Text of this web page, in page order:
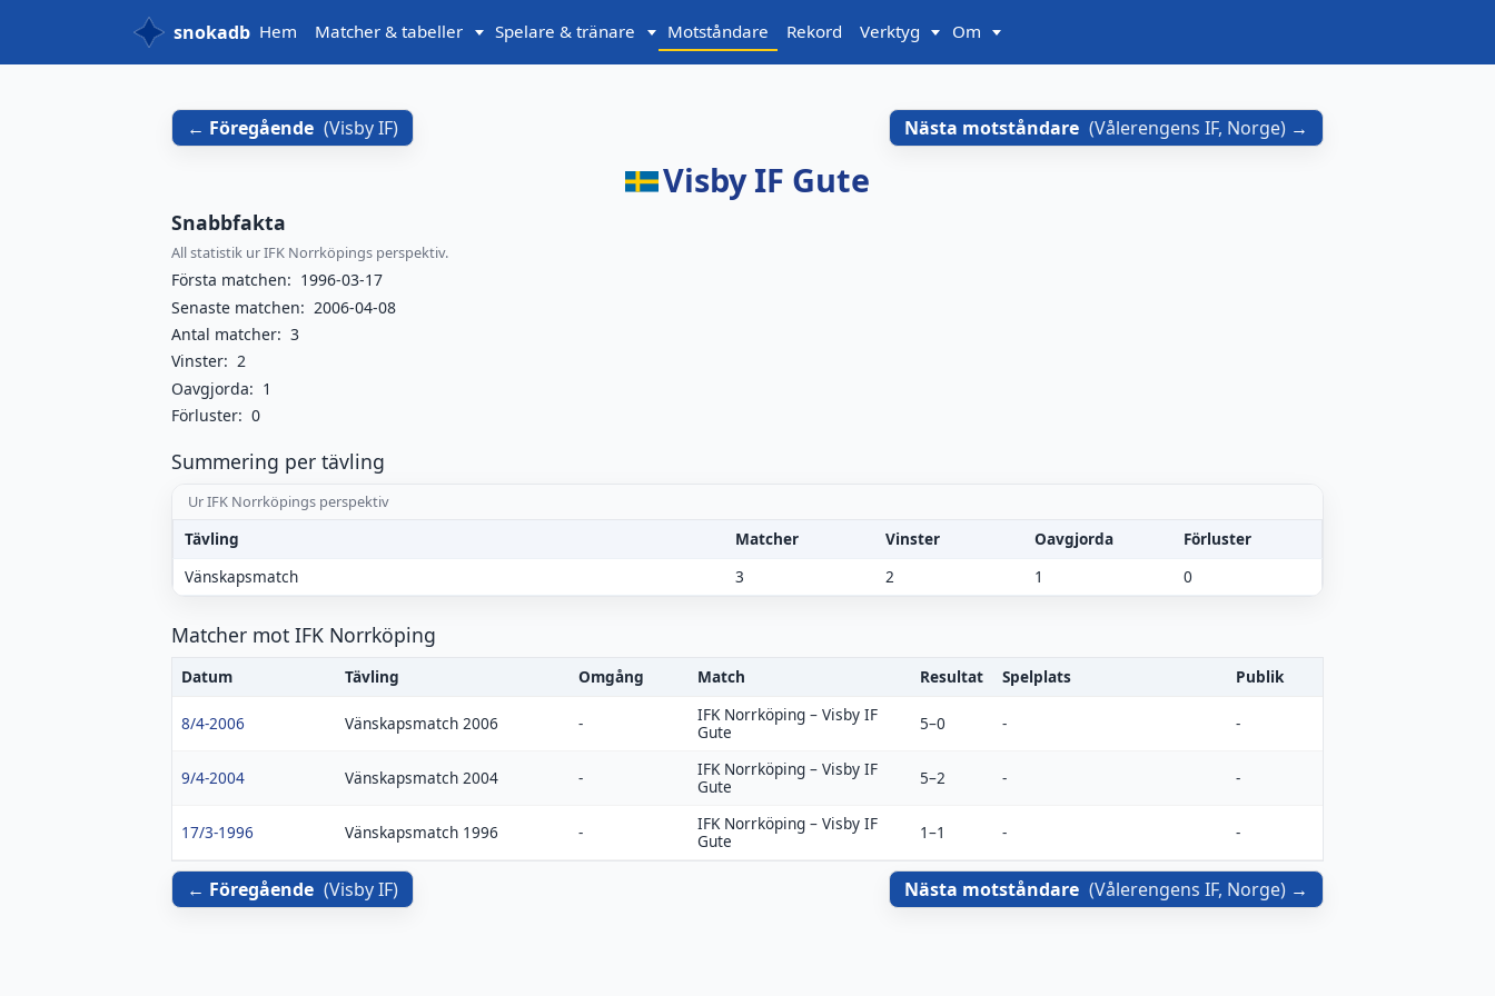
snokadb Hem Matcher & tabeller Spelare & tränare Motståndare Rekord Verktyg Om
Föregående (Visby IF) Nästa motståndare (Vålerengens IF, Norge)
Visby IF Gute
Snabbfakta
All statistik ur IFK Norrköpings perspektiv.
Första matchen: 1996-03-17
Senaste matchen: 2006-04-08
Antal matcher: 3
Vinster: 2
Oavgjorda: 1
Förluster: 0
Summering per tävling
Ur IFK Norrköpings perspektiv
Tävling Matcher Vinster Oavgjorda
Förluster
Vänskapsmatch
3 2 1 0
Matcher mot IFK Norrköping
Datum Tävling Omgång Match Resultat Spelplats Publik
8/4-2006 Vänskapsmatch 2006 - IFK Norrköping – Visby IF
Gute
5–0 - -
9/4-2004 Vänskapsmatch 2004 - IFK Norrköping – Visby IF
Gute
5–2 - -
17/3-1996 Vänskapsmatch 1996 - IFK Norrköping – Visby IF
Gute
1–1 - -
Föregående (Visby IF) Nästa motståndare (Vålerengens IF, Norge)